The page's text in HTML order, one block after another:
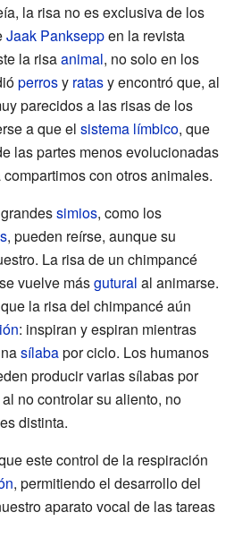
la risa no es exclusiva de los
Jaak Pankseppen la revista
la risaanimal, no solo en los
perrosy ratasy encontró que, al
parecidos a las risas de los
a que el sistema límbico, que
las partes menos evolucionadas
con otros animales.
simios, como los
, pueden reírse, aunque su
La risa de un chimpancé
vuelve másgutural al animarse.
la risa del chimpancé aún
: inspiran y espiran mientras
sílabapor ciclo. Los humanos
producir varias sílabas por
no controlar su aliento, no
distinta.
este control de la respiración
, permitiendo el desarrollo del
aparato vocal de las tareas